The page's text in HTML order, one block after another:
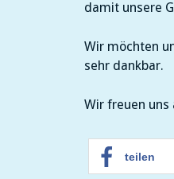
damit unsere
Wir möchten
sehr dankbar.
Wir freuen uns
teilen